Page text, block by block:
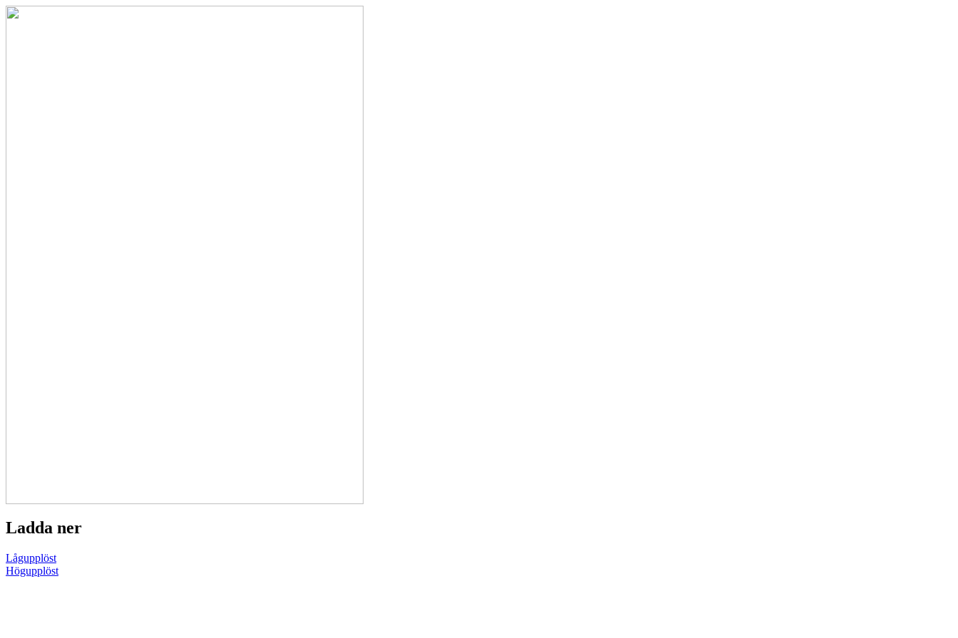
Ladda ner
Lågupplöst
Högupplöst